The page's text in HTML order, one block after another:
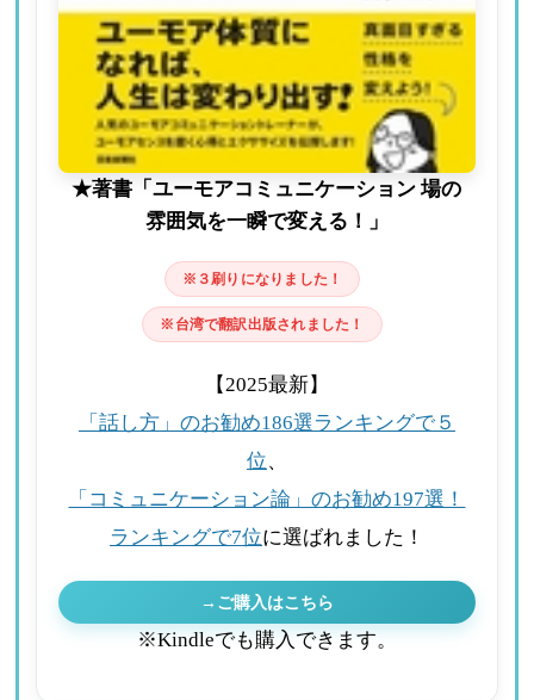
★著書「ユーモアコミュニケーション 場の
雰囲気を一瞬で変える！」
※３刷りになりました！
※台湾で翻訳出版されました！
【2025最新】
「話し方」のお勧め186選ランキングで５
位、
「コミュニケーション論」のお勧め197選！
ランキングで7位に選ばれました！
→ご購入はこちら
※Kindleでも購入できます。